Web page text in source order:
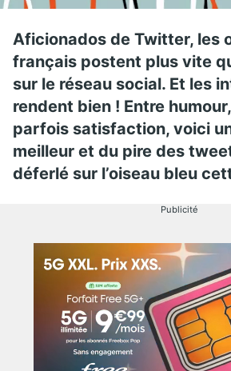
Aficionados de Twitter, les
français postent plus vite
sur le réseau social. Et les
rendent bien ! Entre
parfois satisfaction, voici
meilleur et du pire des
déferlé sur l’oiseau bleu
Publicité